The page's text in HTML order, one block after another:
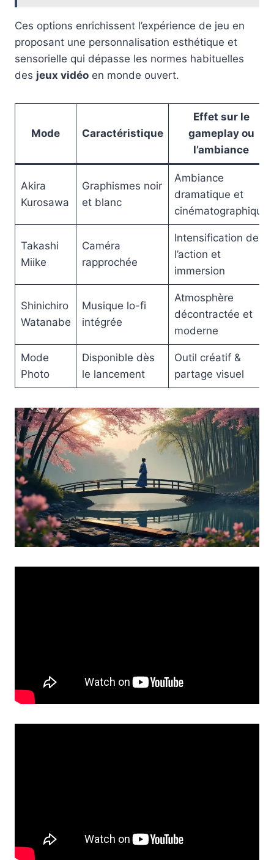
Ces options enrichissent l’expérience de jeu en
proposant une personnalisation esthétique et
sensorielle qui dépasse les normes habituelles
des jeux vidéo en monde ouvert.
Mode Caractéristique
Effet sur le
gameplay ou
l’ambiance
Akira
Kurosawa
Graphismes noir
et blanc
Ambiance
dramatique et
cinématographique
Takashi
Miike
Caméra
rapprochée
Intensification de
l’action et
immersion
Shinichiro
Watanabe
Musique lo-fi
intégrée
Atmosphère
décontractée et
moderne
Mode
Photo
Disponible dès
le lancement
Outil créatif &
partage visuel